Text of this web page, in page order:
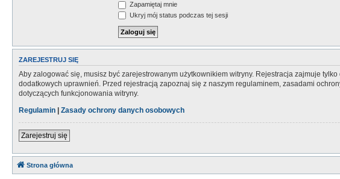
Zapamiętaj mnie
Ukryj mój status podczas tej sesji
ZAREJESTRUJ SIĘ
Aby zalogować się, musisz być zarejestrowanym użytkownikiem witryny. Rejestracja zajmuje
dodatkowych uprawnień. Przed rejestracją zapoznaj się z naszym regulaminem, zasadami
dotyczących funkcjonowania witryny.
Regulamin | Zasady ochrony danych osobowych
Zarejestruj się
Strona główna